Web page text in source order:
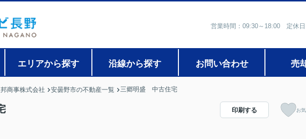
営業時間：09:30～18:00 定休
エリアから探す 沿線から探す お問い合わせ 売
商事株式会社 安曇野市の不動産一覧 三郷明盛 中古住宅
印刷する お